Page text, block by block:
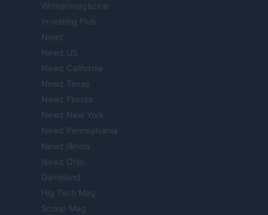
Womanmagazine
Investing Plus
Newz
Newz US
Newz California
Newz Texas
Newz Florida
Newz New York
Newz Pennsylvania
Newz Illinois
Newz Ohio
Gameland
Hig Tech Mag
Scoop Mag